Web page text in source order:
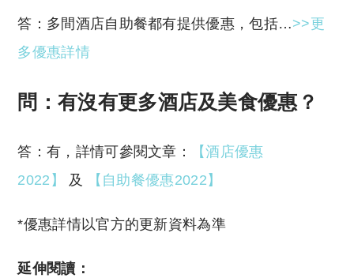
答：多間酒店自助餐都有提供優惠，包括…>>更
多優惠詳情
問：有沒有更多酒店及美食優惠？
答：有，詳情可參閱文章：
【酒店優惠
2022】
及 【自助餐優惠2022】
*優惠詳情以官方的更新資料為準
延伸閱讀：